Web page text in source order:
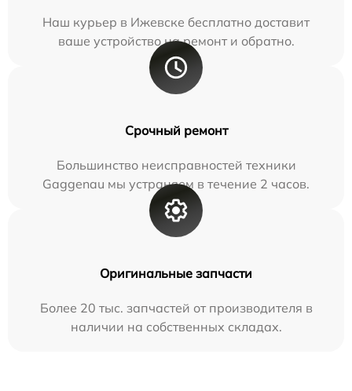
Наш курьер в Ижевске бесплатно доставит
ваше устройство на ремонт и обратно.
Срочный ремонт
Большинство неисправностей техники
Gaggenau мы устраняем в течение 2 часов.
Оригинальные запчасти
Более 20 тыс. запчастей от производителя в
наличии на собственных складах.